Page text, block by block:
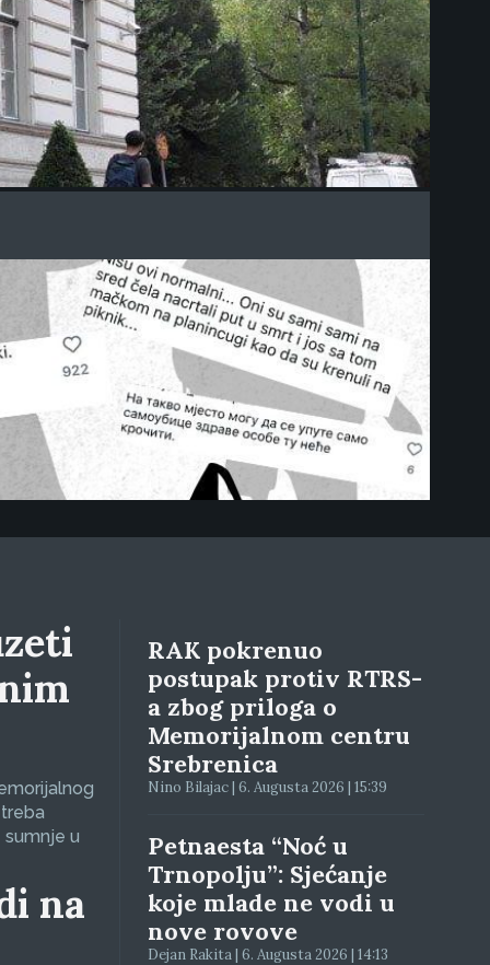
u
na
RAK pokrenuo
postupak protiv RTRS-
a zbog priloga o
Memorijalnom centru
Srebrenica
Nino Bilajac | 6. Augusta 2026 | 15:39
Petnaesta “Noć u
Trnopolju”: Sjećanje
koje mlade ne vodi u
nove rovove
Dejan Rakita | 6. Augusta 2026 | 14:13